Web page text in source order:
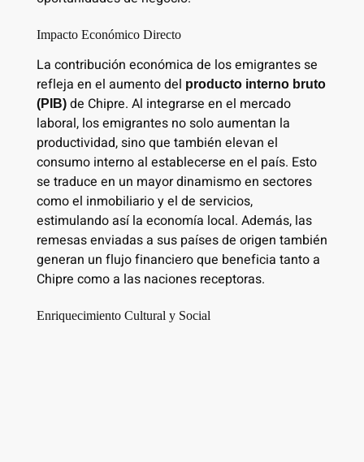
Impacto Económico Directo
La contribución económica de los emigrantes se
refleja en el aumento del producto interno bruto
(PIB)de Chipre. Al integrarse en el mercado
laboral, los emigrantes no solo aumentan la
productividad, sino que también elevan el
consumo interno al establecerse en el país. Esto
se traduce en un mayor dinamismo en sectores
como el inmobiliario y el de servicios,
estimulando así la economía local. Además, las
remesas enviadas a sus países de origen también
generan un flujo financiero que beneficia tanto a
Chipre como a las naciones receptoras.
Enriquecimiento Cultural y Social